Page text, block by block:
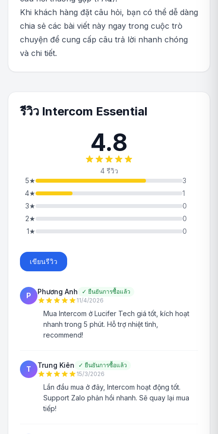
Khi khách hàng đặt câu hỏi, bạn có thể dễ dàng
chia sẻ các bài viết này ngay trong cuộc trò
chuyện để cung cấp câu trả lời nhanh chóng
và chi tiết.
รีวิว Intercom Essential
4.8
4 รีวิว
5★
3
4★
1
3★
0
2★
0
1★ 0
เขียนรีวิว
P Phương Anh ✓ ยืนยันการซื้อแล้ว
11/4/2026
Mua Intercom ở Lucifer Tech giá tốt, kích hoạt
nhanh trong 5 phút. Hỗ trợ nhiệt tình,
recommend!
T Trung Kiên ✓ ยืนยันการซื้อแล้ว
15/3/2026
Lần đầu mua ở đây, Intercom hoạt động tốt.
Support Zalo phản hồi nhanh. Sẽ quay lại mua
tiếp!